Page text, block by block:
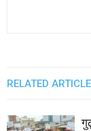
RELATED